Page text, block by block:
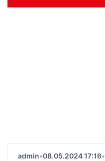
admin•08.05.2024 17:16•